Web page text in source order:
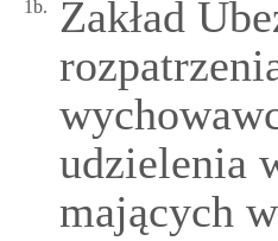
1b.
Zakład
udzielenia
mających